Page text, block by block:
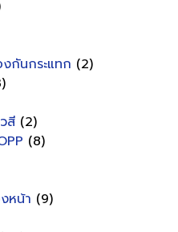
กันกระแทก (2)
สี (2)
(8)
หน้า (9)